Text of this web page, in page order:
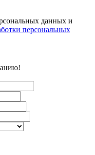
данных и
персональных